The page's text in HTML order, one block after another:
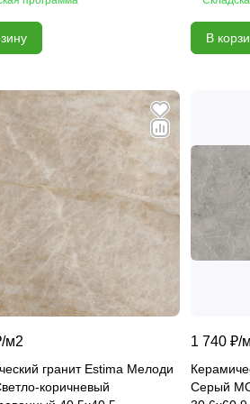
В
м2
гранит Estima Мелоди
коричневый
1 740 ₽/
Серый